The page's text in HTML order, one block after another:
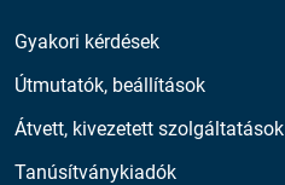
Gyakori kérdések
Útmutatók, beállítások
Átvett, kivezetett szolgáltatások
Tanúsítványkiadók